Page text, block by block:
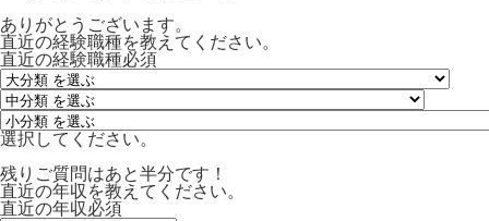
ありがとうございます。
直近の経験職種を教えてください。
直近の経験職種必須
選択してください。
残りご質問はあと半分です！
直近の年収を教えてください。
直近の年収必須